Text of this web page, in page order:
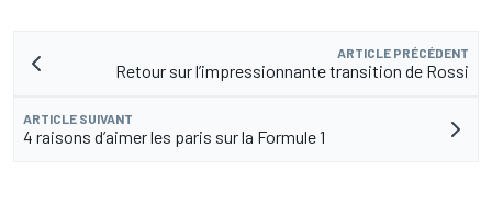
ARTICLE PRÉCÉDENT
Retour sur l’impressionnante transition de Rossi
ARTICLE SUIVANT
4 raisons d’aimer les paris sur la Formule 1